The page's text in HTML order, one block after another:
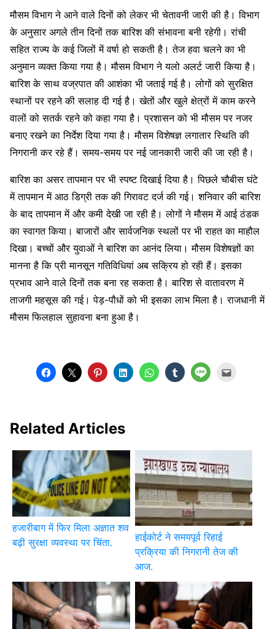
मौसम विभाग ने आने वाले दिनों को लेकर भी चेतावनी जारी की है। विभाग
के अनुसार अगले तीन दिनों तक बारिश की संभावना बनी रहेगी। रांची
सहित राज्य के कई जिलों में वर्षा हो सकती है। तेज हवा चलने का भी
अनुमान व्यक्त किया गया है। मौसम विभाग ने यलो अलर्ट जारी किया है।
बारिश के साथ वज्रपात की आशंका भी जताई गई है। लोगों को सुरक्षित
स्थानों पर रहने की सलाह दी गई है। खेतों और खुले क्षेत्रों में काम करने
वालों को सतर्क रहने को कहा गया है। प्रशासन को भी मौसम पर नजर
बनाए रखने का निर्देश दिया गया है। मौसम विशेषज्ञ लगातार स्थिति की
निगरानी कर रहे हैं। समय-समय पर नई जानकारी जारी की जा रही है।
बारिश का असर तापमान पर भी स्पष्ट दिखाई दिया है। पिछले चौबीस घंटे
में तापमान में आठ डिग्री तक की गिरावट दर्ज की गई। शनिवार की बारिश
के बाद तापमान में और कमी देखी जा रही है। लोगों ने मौसम में आई ठंडक
का स्वागत किया। बाजारों और सार्वजनिक स्थलों पर भी राहत का माहौल
दिखा। बच्चों और युवाओं ने बारिश का आनंद लिया। मौसम विशेषज्ञों का
मानना है कि प्री मानसून गतिविधियां अब सक्रिय हो रही हैं। इसका
प्रभाव आने वाले दिनों तक बना रह सकता है। बारिश से वातावरण में
ताजगी महसूस की गई। पेड़-पौधों को भी इसका लाभ मिला है। राजधानी में
मौसम फिलहाल सुहावना बना हुआ है।
Related Articles
हजारीबाग में फिर मिला अज्ञात शव
बढ़ी सुरक्षा व्यवस्था पर चिंता.
हाईकोर्ट ने समयपूर्व रिहाई
प्रक्रिया की निगरानी तेज की
आज.